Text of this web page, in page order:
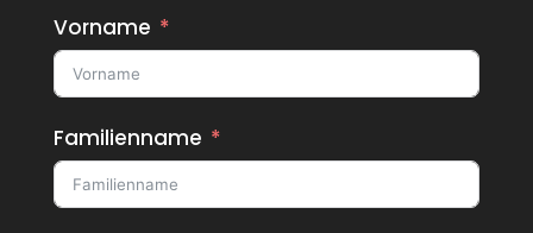
Vorname
Familienname